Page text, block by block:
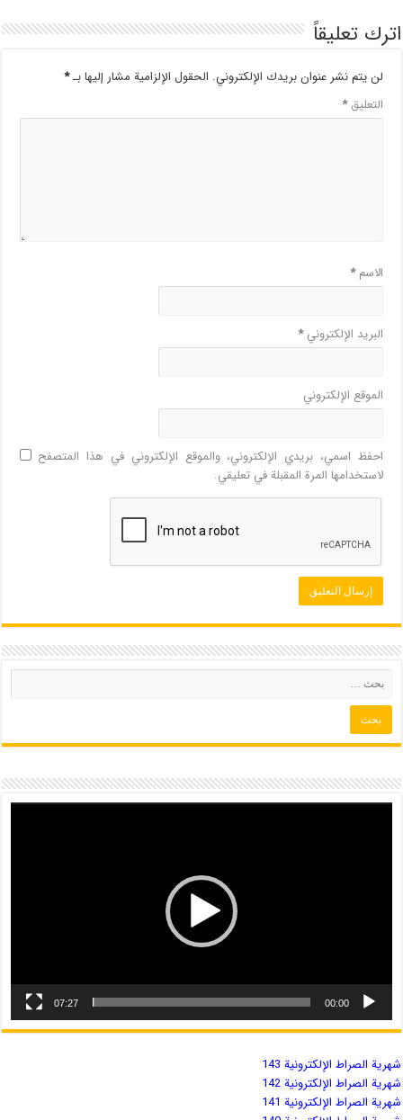
اترك تعليقاً
لن يتم نشر عنوان بريدك الإلكتروني. الحقول الإلزامية مشار إليها بـ*
التعليق*
الاسم*
البريد الإلكتروني*
الموقع الإلكتروني
احفظ اسمي، بريدي الإلكتروني، والموقع الإلكتروني في هذا المتصفح
لاستخدامها المرة المقبلة في تعليقي.
00:00
07:27
شهریة الصراط الإلكترونية 143
شهریة الصراط الإلكترونية 142
شهریة الصراط الإلكترونية 141